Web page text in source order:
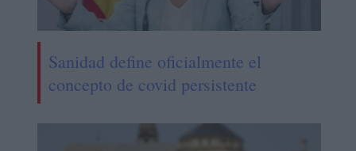
Sanidad define oficialmente el
concepto de covid persistente